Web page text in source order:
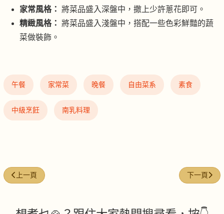
家常風格： 將菜品盛入深盤中，撒上少許蔥花即可。
精緻風格： 將菜品盛入淺盤中，搭配一些色彩鮮豔的蔬
菜做裝飾。
午餐 家常菜 晚餐 自由菜系 素食
中級烹飪 南乳料理
上一篇文章: 南乳燜齋
上一頁 下一篇文章
下一頁